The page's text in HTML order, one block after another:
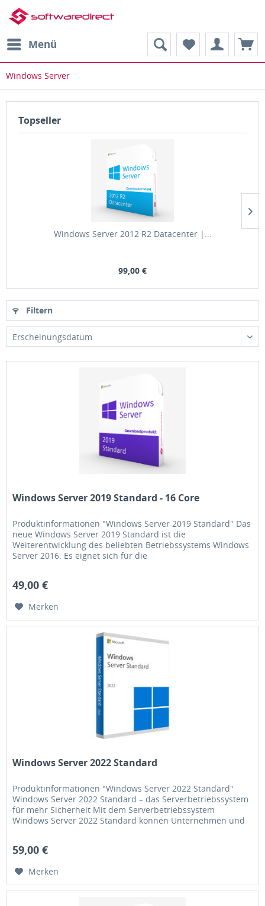
Menü
Windows Server
Topseller
Windows Server 2012 R2 Datacenter |...
99,00 €
Filtern
Erscheinungsdatum
Windows Server 2019 Standard - 16 Core
Produktinformationen "Windows Server 2019 Standard" Das
neue Windows Server 2019 Standard ist die
Weiterentwicklung des beliebten Betriebssystems Windows
Server 2016. Es eignet sich für die
49,00 €
Merken
Windows Server 2022 Standard
Produktinformationen "Windows Server 2022 Standard"
Windows Server 2022 Standard – das Serverbetriebssystem
für mehr Sicherheit Mit dem Serverbetriebssystem
Windows Server 2022 Standard können Unternehmen und
59,00 €
Merken